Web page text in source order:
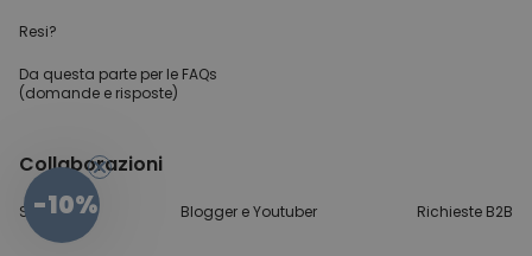
Resi?
Da questa parte per le FAQs
(domande e risposte)
Collaborazioni
Stampa Blogger e Youtuber Richieste B2B
-10%